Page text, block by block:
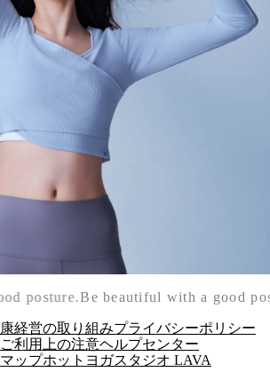
posture.Be beautiful with a good
経営の取り組みプライバシーポリシー
利用上の注意ヘルプセンター
ップホットヨガスタジオ LAVA